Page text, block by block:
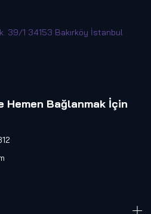
39/1 34153 Bakırköy İstanbul
Bağlanmak İçin